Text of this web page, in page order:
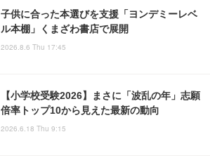
子供に合った本選びを支援「ヨンデミーレベ
ル本棚」くまざわ書店で展開
2026.8.6 Thu 17:45
【小学校受験2026】まさに「波乱の年」志願
倍率トップ10から見えた最新の動向
2026.6.18 Thu 9:15